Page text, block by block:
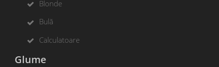
Blonde
Bulă
Calculatoare
Glume